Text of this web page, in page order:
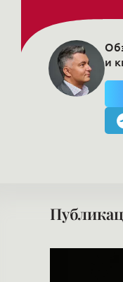
Нажимая на
и